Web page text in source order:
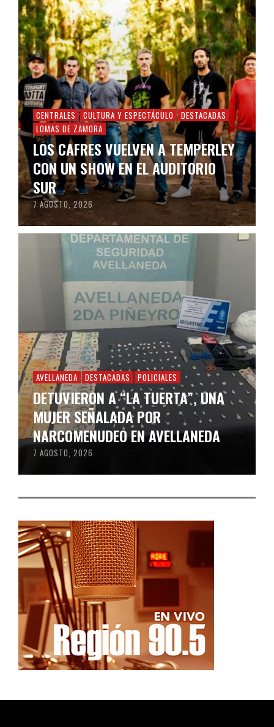
CENTRALES CULTURA Y ESPECTÁCULO
DESTACADAS
LOMAS DE ZAMORA
LOS CAFRES VUELVEN A TEMPERLEY
CON UN SHOW EN EL AUDITORIO
SUR
7 AGOSTO, 2026
AVELLANEDA DESTACADAS POLICIALES
DETUVIERON A “LA TUERTA”, UNA
MUJER SEÑALADA POR
NARCOMENUDEO EN AVELLANEDA
7 AGOSTO, 2026